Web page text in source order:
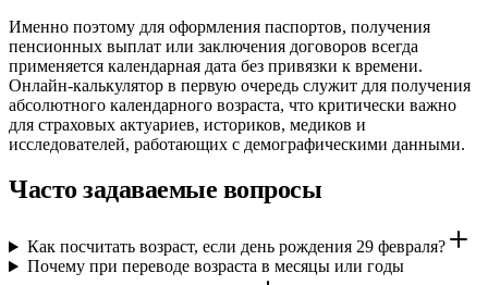
Именно поэтому для оформления паспортов, получения
пенсионных выплат или заключения договоров всегда
применяется календарная дата без привязки к времени.
Онлайн-калькулятор в первую очередь служит для получения
абсолютного календарного возраста, что критически важно
для страховых актуариев, историков, медиков и
исследователей, работающих с демографическими данными.
Часто задаваемые вопросы
Как посчитать возраст, если день рождения 29 февраля?
Почему при переводе возраста в месяцы или годы